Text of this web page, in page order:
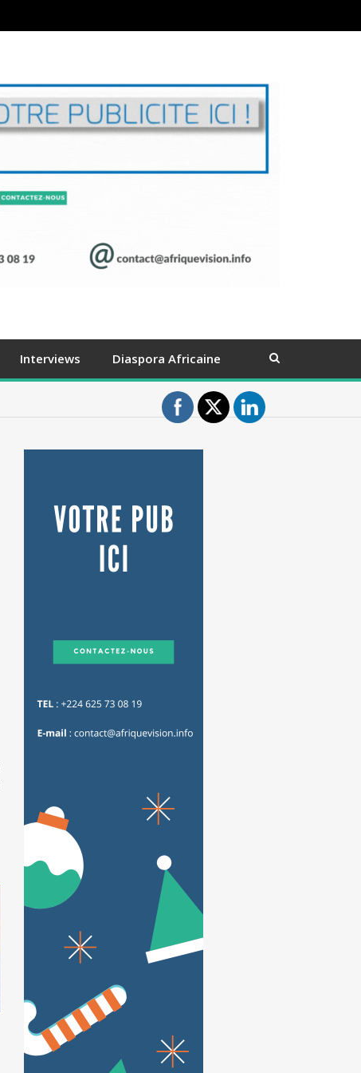
Interviews Diaspora Africaine
Cameroun: l’absence
prolongée de Paul Biya